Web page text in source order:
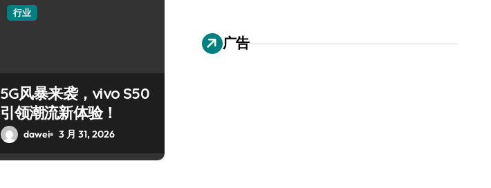
行业
5G风暴来袭，vivo S50
引领潮流新体验！
dawei 3 月 31, 2026
广告